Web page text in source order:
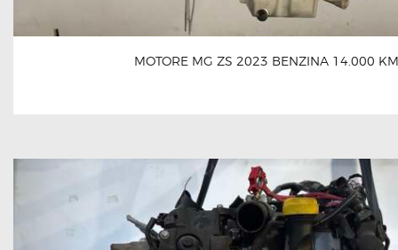
MOTORE MG ZS 2023 BENZINA 14.000 KM